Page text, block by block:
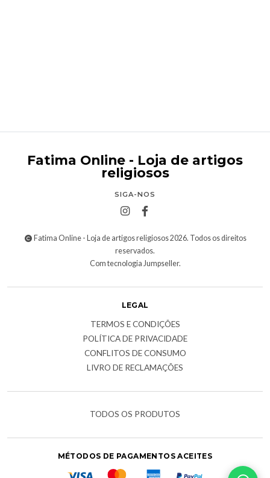
Fatima Online - Loja de artigos
religiosos
SIGA-NOS
Fatima Online - Loja de artigos religiosos 2026. Todos os direitos
reservados.
Com tecnologia Jumpseller.
LEGAL
TERMOS E CONDIÇÕES
POLÍTICA DE PRIVACIDADE
CONFLITOS DE CONSUMO
LIVRO DE RECLAMAÇÕES
TODOS OS PRODUTOS
MÉTODOS DE PAGAMENTOS ACEITES